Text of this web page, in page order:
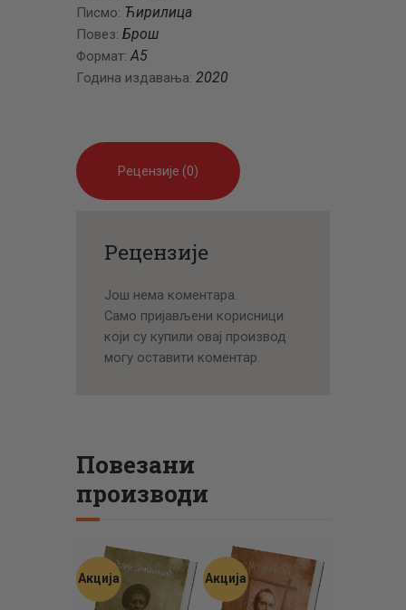
Писмо: Ћирилица
Повез: Брош
Формат: A5
Година издавања: 2020
Рецензије (0)
Рецензије
Још нема коментара.
Само пријављени корисници
који су купили овај производ
могу оставити коментар.
Повезани
производи
Акција Акција